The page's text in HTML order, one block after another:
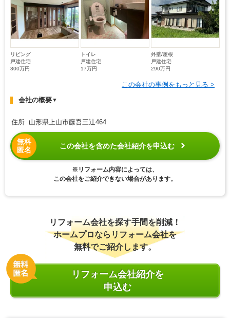
リビング
戸建住宅
800万円
トイレ
戸建住宅
17万円
外壁/屋根
戸建住宅
290万円
この会社の事例をもっと見る >
会社の概要▼
住所 山形県上山市藤吾三辻464
無料
匿名
この会社を含めた会社紹介を申込む
※リフォーム内容によっては、
この会社をご紹介できない場合があります。
リフォーム会社を探す手間を削減！
ホームプロならリフォーム会社を
無料でご紹介します。
リフォーム会社紹介を
申込む